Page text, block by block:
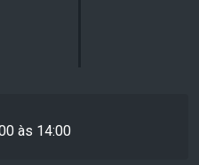
às 14:00